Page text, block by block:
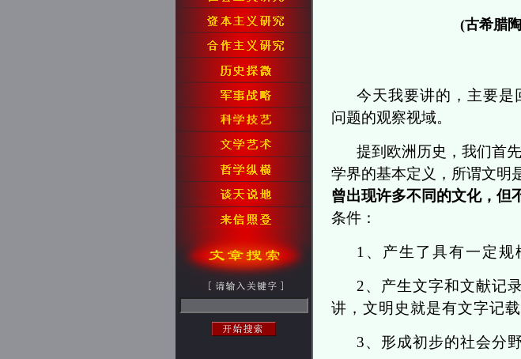
(古希腊
今天我要讲的，主要是
问题的观察视域。
提到欧洲历史，我们首
学界的基本定义，所谓文明
曾出现许多不同的文化，但
条件：
1、产生了具有一定规
2、产生文字和文献记
讲，文明史就是有文字记
3、形成初步的社会分